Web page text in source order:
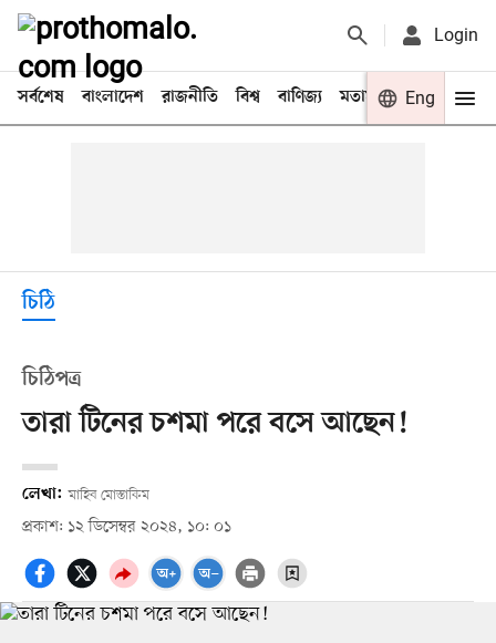
Login
সর্বশেষ বাংলাদেশ রাজনীতি বিশ্ব বাণিজ্য মতামত খেলা
Eng
চিঠি
চিঠিপত্র
তারা টিনের চশমা পরে বসে আছেন!
লেখা: মাহিব মোস্তাকিম
প্রকাশ: ১২ ডিসেম্বর ২০২৪, ১০: ০১